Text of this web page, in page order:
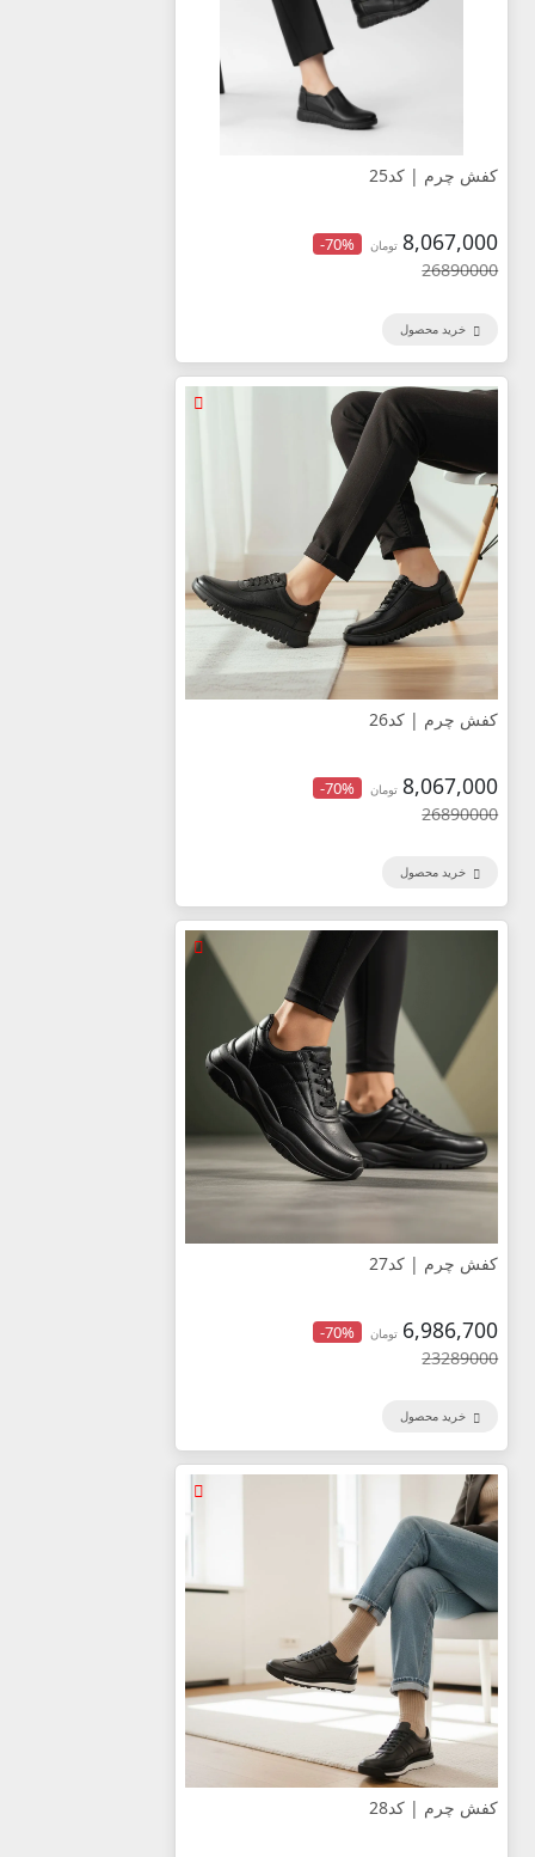
کفش چرم | کد25
8,067,000 تومان -70%
26890000
خرید محصول
کفش چرم | کد26
8,067,000 تومان -70%
26890000
خرید محصول
کفش چرم | کد27
6,986,700 تومان -70%
23289000
خرید محصول
کفش چرم | کد28